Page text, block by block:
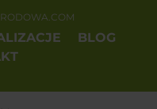
BLOG